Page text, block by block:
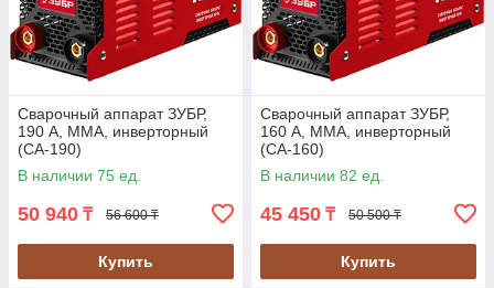
Сварочный аппарат ЗУБР,
190 А, MMA, инверторный
(СА-190)
В наличии 75 ед.
50 940 ₸ 56 600 ₸
Купить
Сварочный аппарат ЗУБР,
160 А, MMA, инверторный
(СА-160)
В наличии 82 ед.
45 450 ₸ 50 500 ₸
Купить